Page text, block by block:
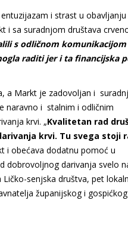
i strast u obavljanju
i sa suradnjom društava
s odličnom komunikacijom
raditi jer i ta financijska
a Markt je zadovoljan i
naravno i stalnim i odličnim
krvi. „Kvalitetan rad
krvi. Tu svega stoji
i obećava dodatnu pomoć u
dobrovoljnog darivanja svelo
senjska društva, pet
županijskog i gospićkog